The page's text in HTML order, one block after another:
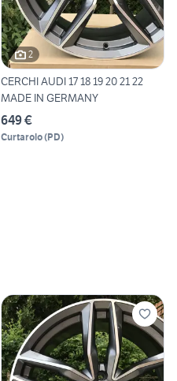
2
CERCHI AUDI 17 18 19 20 21 22
MADE IN GERMANY
649 €
Curtarolo(PD)